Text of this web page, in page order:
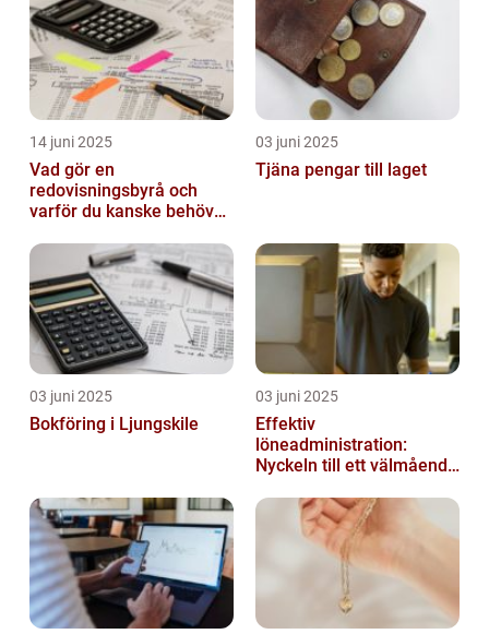
14 juni 2025
Vad gör en
redovisningsbyrå och
varför du kanske behöver
03 juni 2025
Tjäna pengar till laget
03 juni 2025
Bokföring i Ljungskile
03 juni 2025
Effektiv
löneadministration:
Nyckeln till ett välmående